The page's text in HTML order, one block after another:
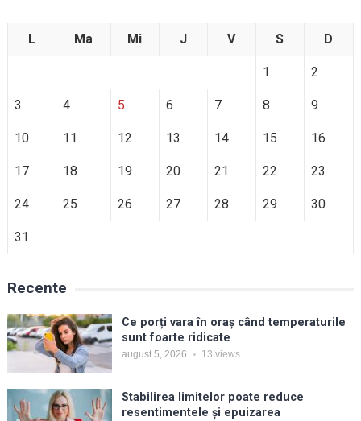
L Ma Mi J V S D
1 2
3 4 5 6 7 8 9
10 11 12 13 14 15 16
17 18 19 20 21 22 23
24 25 26 27 28 29 30
31
Recente
Ce porți vara în oraș când temperaturile
sunt foarte ridicate
august 5, 2026 13 views
Stabilirea limitelor poate reduce
resentimentele și epuizarea